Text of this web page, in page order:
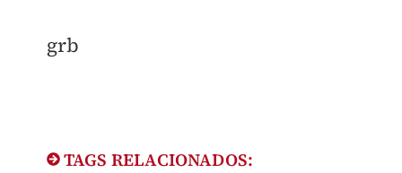
​grb
TAGS RELACIONADOS: